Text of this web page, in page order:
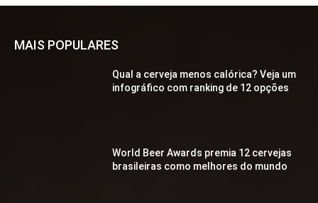
MAIS POPULARES
Qual a cerveja menos calórica? Veja um
infográfico com ranking de 12 opções
World Beer Awards premia 12 cervejas
brasileiras como melhores do mundo